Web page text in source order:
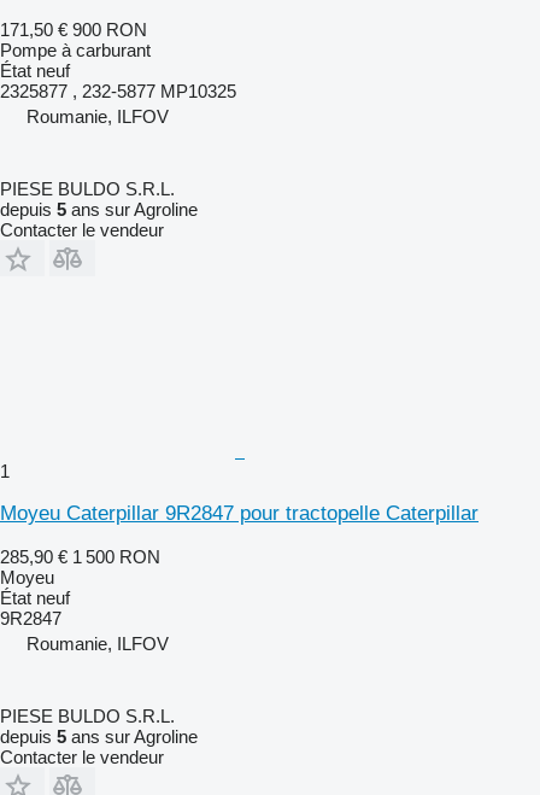
171,50 € 900 RON
Pompe à carburant
État neuf
2325877 , 232-5877 MP10325
Roumanie, ILFOV
PIESE BULDO S.R.L.
depuis 5 ans sur Agroline
Contacter le vendeur
1
Moyeu Caterpillar 9R2847 pour tractopelle Caterpillar
285,90 € 1 500 RON
Moyeu
État neuf
9R2847
Roumanie, ILFOV
PIESE BULDO S.R.L.
depuis 5 ans sur Agroline
Contacter le vendeur